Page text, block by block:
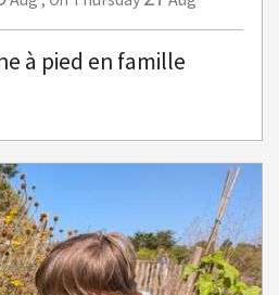
à pied en famille